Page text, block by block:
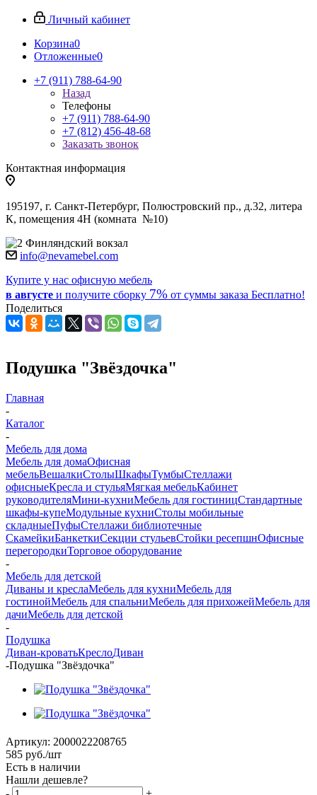
Личный кабинет
Корзина0
Отложенные0
+7 (911) 788-64-90
Назад
Телефоны
+7 (911) 788-64-90
+7 (812) 456-48-68
Заказать звонок
Контактная информация
195197, г. Санкт-Петербург, Полюстровский пр., д.32, литера
К, помещения 4Н (комната №10)
Финляндский вокзал
info@nevamebel.com
Купите у нас офисную мебель
в августе и получите сборку 7% от суммы заказа Бесплатно!
Поделиться
Подушка "Звёздочка"
Главная
-
Каталог
-
Мебель для дома
Мебель для домаОфисная
мебельВешалкиСтолыШкафыТумбыСтеллажи
офисныеКресла и стульяМягкая мебельКабинет
руководителяМини-кухниМебель для гостиницСтандартные
шкафы-купеМодульные кухниСтолы мобильные
складныеПуфыСтеллажи библиотечные
СкамейкиБанкеткиСекции стульевСтойки ресепшнОфисные
перегородкиТорговое оборудование
-
Мебель для детской
Диваны и креслаМебель для кухниМебель для
гостинойМебель для спальниМебель для прихожейМебель для
дачиМебель для детской
-
Подушка
Диван-кроватьКреслоДиван
-Подушка "Звёздочка"
Артикул: 2000022208765
585 руб./шт
Есть в наличии
Нашли дешевле?